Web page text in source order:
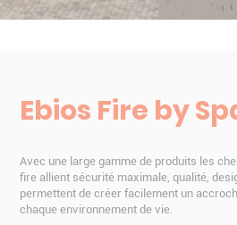
Ebios Fire by
Avec une large gamme de produits les
fire allient sécurité maximale, qualité,
permettent de créer facilement un
chaque environnement de vie.